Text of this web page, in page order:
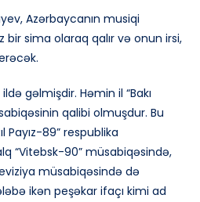
Azərbaycanın musiqi
bir sima olaraq qalır və onun irsi,
gəlmişdir. Həmin il “Bakı
qalibi olmuşdur. Bu
Payız-89” respublika
“Vitebsk-90” müsabiqəsində,
müsabiqəsində də
ikən peşəkar ifaçı kimi ad